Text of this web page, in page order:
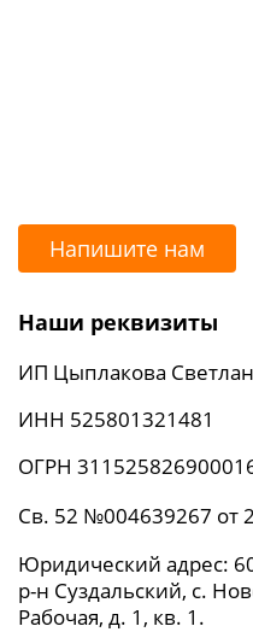
Напишите нам
Наши реквизиты
ИП Цыплакова
ИНН 525801321481
ОГРН
Св. 52 №004639267 от
Юридический адрес:
р-н Суздальский, с.
Рабочая, д. 1, кв. 1.